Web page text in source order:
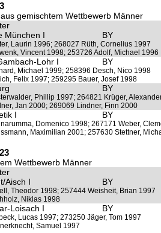
gemischtem Wettbewerb Männer
München I
BY
Laurin 1996; 268027 Rüth, Cornelius 1997
Vincent 1998; 253726 Adolf, Michael 1996
Lohr I BY
Michael 1999; 258396 Desch, Nico 1998
Felix 1997; 259295 Bauer, Josef 1998
BY
Phillip 1997; 264821 Krüger,
Jan 2000; 269069 Lindner, Finn 2000
I BY
Domenico 1998; 267171 Weber,
Maximilian 2001; 257630 Stettner,
Wettbewerb Männer
Aisch I
BY
Theodor 1998; 257444 Weisheit, Brian 1997
Niklas 1998
Loisach I BY
Lucas 1997; 273250 Jäger, Tom 1997
Samuel 1997